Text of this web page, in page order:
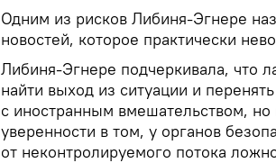
Одним из рисков Либиня-Эгнере
новостей, которое практически
Либиня-Эгнере подчеркивала, что
найти выход из ситуации и
с иностранным вмешательством, но
уверенности в том, у органов
от неконтролируемого потока